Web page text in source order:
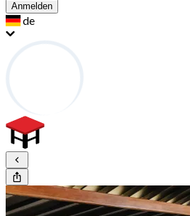
Anmelden
de